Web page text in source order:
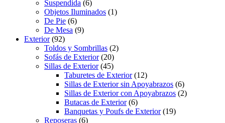
Suspendida (6)
Objetos Iluminados (1)
De Pie (6)
De Mesa (9)
Exterior(92)
Toldos y Sombrillas (2)
Sofás de Exterior(20)
Sillas de Exterior(45)
Taburetes de Exterior(12)
Sillas de Exterior sin Apoyabrazos (6)
Sillas de Exterior con Apoyabrazos (2)
Butacas de Exterior(6)
Banquetas y Poufs de Exterior(19)
Reposeras (6)